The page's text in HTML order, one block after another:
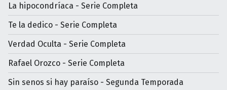
La hipocondríaca - Serie Completa
Te la dedico - Serie Completa
Verdad Oculta - Serie Completa
Rafael Orozco - Serie Completa
Sin senos si hay paraíso - Segunda Temporada